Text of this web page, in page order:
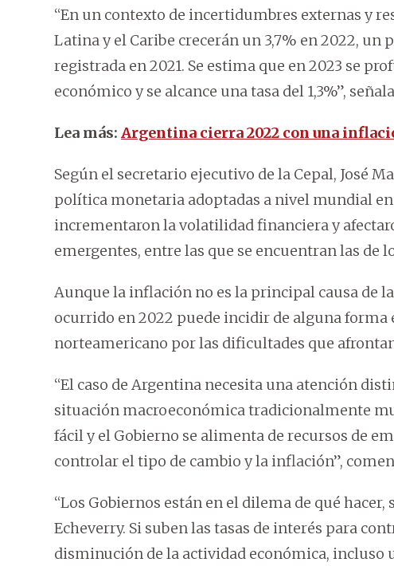
“En un contexto de incertidumbres externas y
Latina y el Caribe crecerán un 3,7% en 2022, un
registrada en 2021. Se estima que en 2023 se
económico y se alcance una tasa del 1,3%”,
Lea más: Argentina cierra 2022 con una
Según el secretario ejecutivo de la Cepal, José
política monetaria adoptadas a nivel mundial
incrementaron la volatilidad financiera y
emergentes, entre las que se encuentran las de
Aunque la inflación no es la principal causa de
ocurrido en 2022 puede incidir de alguna
norteamericano por las dificultades que
“El caso de Argentina necesita una atención
situación macroeconómica tradicionalmente
fácil y el Gobierno se alimenta de recursos de
controlar el tipo de cambio y la inflación”,
“Los Gobiernos están en el dilema de qué
Echeverry. Si suben las tasas de interés para
disminución de la actividad económica, incluso